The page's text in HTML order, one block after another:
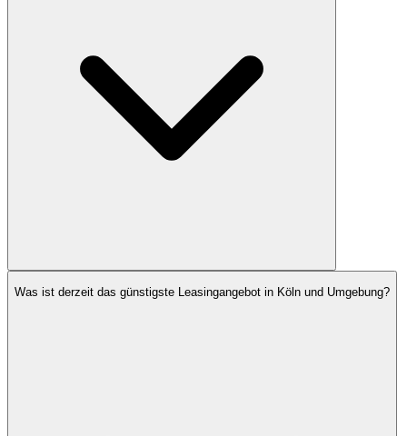
Was ist derzeit das günstigste Leasingangebot in Köln und Umgebung?